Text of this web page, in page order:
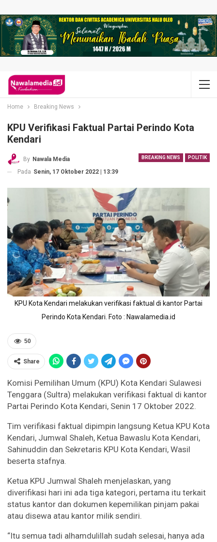
Home Breaking News
KPU Verifikasi Faktual Partai Perindo Kota
Kendari
BREAKING NEWS POLITIK
By Nawala Media
Pada Senin, 17 Oktober 2022 | 13:39
KPU Kota Kendari melakukan verifikasi faktual di kantor Partai
Perindo Kota Kendari. Foto : Nawalamedia.id
50
Share
Komisi Pemilihan Umum (KPU) Kota Kendari Sulawesi
Tenggara (Sultra) melakukan verifikasi faktual di kantor
Partai Perindo Kota Kendari, Senin 17 Oktober 2022.
Tim verifikasi faktual dipimpin langsung Ketua KPU Kota
Kendari, Jumwal Shaleh, Ketua Bawaslu Kota Kendari,
Sahinuddin dan Sekretaris KPU Kota Kendari, Wasil
beserta stafnya.
Ketua KPU Jumwal Shaleh menjelaskan, yang
diverifikasi hari ini ada tiga kategori, pertama itu terkait
status kantor dan dokumen kepemilikan pinjam pakai
atau disewa atau kantor milik sendiri.
“Itu semua tadi alhamdulillah sudah selesai, hanya ada